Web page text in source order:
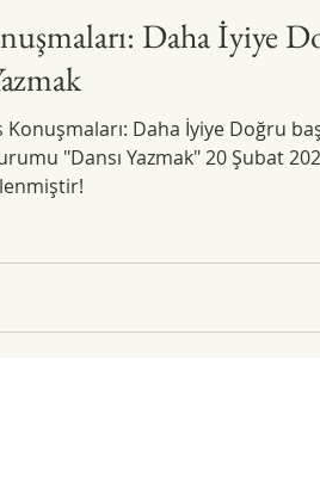
Daha İyiye
Daha İyiye Doğru
"Dansı Yazmak" 20 Şubat